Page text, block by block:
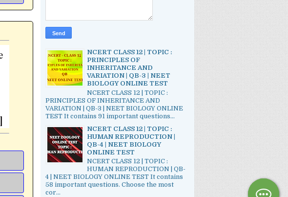
NCERT CLASS 12 | TOPIC :
PRINCIPLES OF
INHERITANCE AND
VARIATION | QB-3 | NEET
BIOLOGY ONLINE TEST
NCERT CLASS 12 | TOPIC :
PRINCIPLES OF INHERITANCE AND
VARIATION | QB-3 | NEET BIOLOGY ONLINE
TEST It contains 91 important questions...
NCERT CLASS 12 | TOPIC :
HUMAN REPRODUCTION |
QB-4 | NEET BIOLOGY
ONLINE TEST
NCERT CLASS 12 | TOPIC :
HUMAN REPRODUCTION | QB-
4 | NEET BIOLOGY ONLINE TEST It contains
58 important questions. Choose the most
cor...